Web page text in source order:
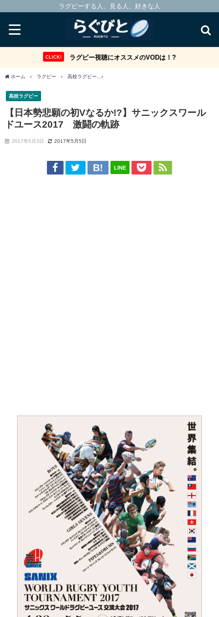
ラグビーする人、見る人、好きな人
CLICK! ラグビー視聴にオススメのVODは！?
ホーム ラグビー 高校ラグビー
高校ラグビー
【日本勢悲願の初Vなるか!?】サニックスワール
ドユース2017 激闘の軌跡
2017年5月3日 2017年5月5日
LINE